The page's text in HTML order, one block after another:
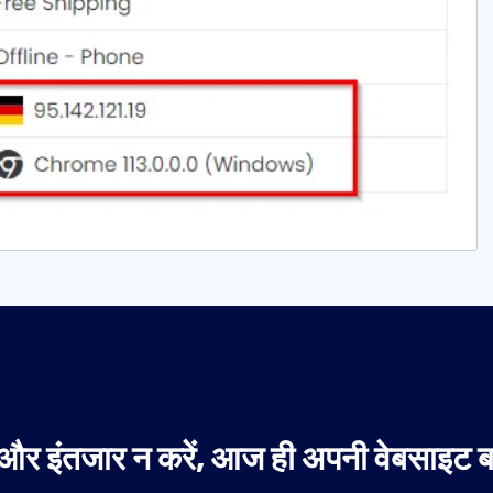
इंतजार न करें, आज ही अपनी वेबसाइट